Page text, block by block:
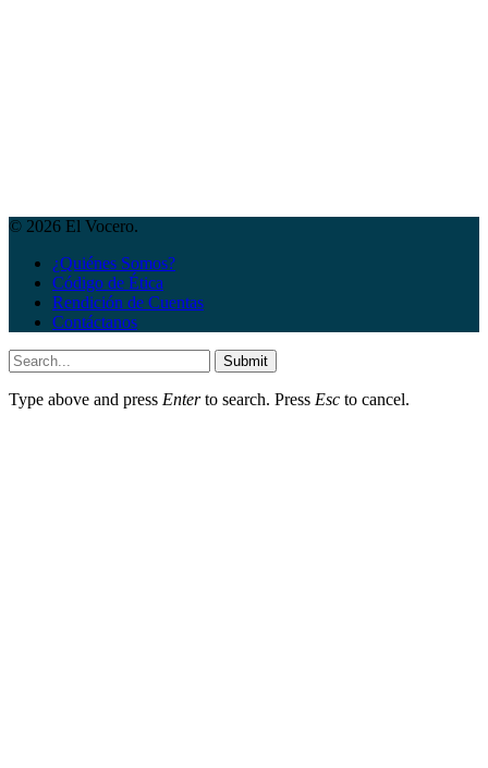
© 2026 El Vocero.
¿Quiénes Somos?
Código de Ética
Rendición de Cuentas
Contáctanos
Submit
Type above and press Enterto search. Press Esc to cancel.